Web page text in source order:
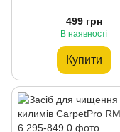
499 грн
В наявності
Купити